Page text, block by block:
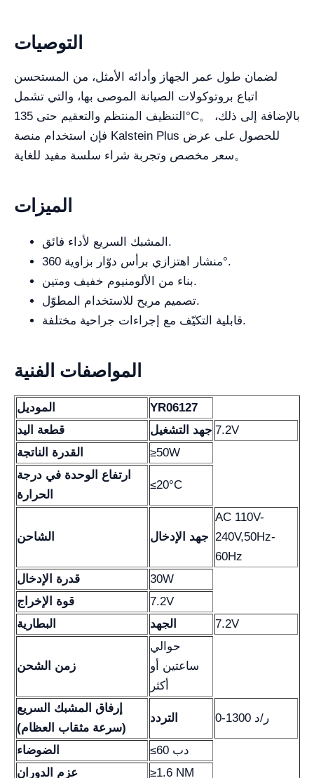
التوصيات
لضمان طول عمر الجهاز وأدائه الأمثل، من المستحسن
اتباع بروتوكولات الصيانة الموصى بها، والتي تشمل
التنظيف المنتظم والتعقيم حتى 135°C。 بالإضافة إلى ذلك،
فإن استخدام منصة Kalstein Plus للحصول على عرض
سعر مخصص وتجربة شراء سلسة مفيد للغاية。
الميزات
المشبك السريع لأداء فائق.
منشار اهتزازي برأس دوّار بزاوية 360°.
بناء من الألومنيوم خفيف ومتين.
تصميم مريح للاستخدام المطوّل.
قابلية التكيّف مع إجراءات جراحية مختلفة.
المواصفات الفنية
الموديل
YR06127
قطعة اليد
جهد التشغيل 7.2V
القدرة الناتجة
≥50W
ارتفاع الوحدة في درجة
الحرارة
≤20°C
الشاحن جهد الإدخال
AC 110V-
240V,50Hz-
60Hz
قدرة الإدخال
30W
قوة الإخراج
7.2V
البطارية
الجهد 7.2V
زمن الشحن
حوالي
ساعتين أو
أكثر
إرفاق المشبك السريع
(سرعة مثقاب العظام)
التردد 0-1300 ر/د
الضوضاء
≤60 دب
عزم الدوران
≥1.6 NM